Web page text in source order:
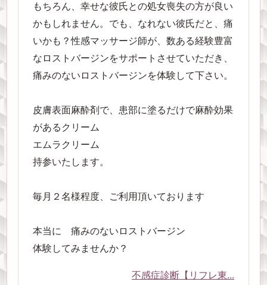
もちろん、幸せな彼氏との処女喪失の方が良い
かもしれません。でも、なれない彼氏だと、痛
いかも？性感マッサージ師が、数ある経験豊富
なロストバージンをサポートさせていただき、
痛みのないロストバージンを体験して下さい。
皮膚表面麻酔剤で、患部に塗るだけで麻酔効果
があるクリーム
エムラクリーム
持参いたします。
毎月２名様程度、ご利用頂いております
本当に 痛みのないロストバージン
体験してみませんか？
不感症診断【リフレ東...